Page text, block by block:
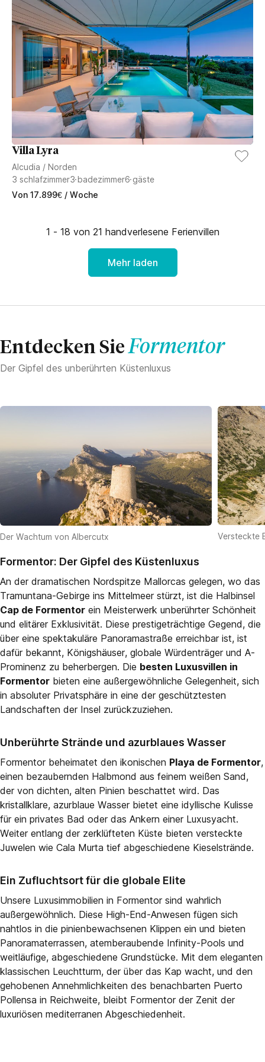
Villa Lyra
Alcudia / Norden
3 schlafzimmer3badezimmer6gäste
Von 17.899€ / Woche
1 - 18 von 21 handverlesene Ferienvillen
Mehr laden
Entdecken SieFormentor
Der Gipfel des unberührten Küstenluxus
Der Wachtum von Albercutx Versteckte
Formentor: Der Gipfel des Küstenluxus
An der dramatischen Nordspitze Mallorcas gelegen, wo das
Tramuntana-Gebirge ins Mittelmeer stürzt, ist die Halbinsel
Cap de Formentor ein Meisterwerk unberührter Schönheit
und elitärer Exklusivität. Diese prestigeträchtige Gegend, die
über eine spektakuläre Panoramastraße erreichbar ist, ist
dafür bekannt, Königshäuser, globale Würdenträger und A-
Prominenz zu beherbergen. Die besten Luxusvillen in
Formentor bieten eine außergewöhnliche Gelegenheit, sich
in absoluter Privatsphäre in eine der geschütztesten
Landschaften der Insel zurückzuziehen.
Unberührte Strände und azurblaues Wasser
Formentor beheimatet den ikonischen Playa de Formentor,
einen bezaubernden Halbmond aus feinem weißen Sand,
der von dichten, alten Pinien beschattet wird. Das
kristallklare, azurblaue Wasser bietet eine idyllische Kulisse
für ein privates Bad oder das Ankern einer Luxusyacht.
Weiter entlang der zerklüfteten Küste bieten versteckte
Juwelen wie Cala Murta tief abgeschiedene Kieselstrände.
Ein Zufluchtsort für die globale Elite
Unsere Luxusimmobilien in Formentor sind wahrlich
außergewöhnlich. Diese High-End-Anwesen fügen sich
nahtlos in die pinienbewachsenen Klippen ein und bieten
Panoramaterrassen, atemberaubende Infinity-Pools und
weitläufige, abgeschiedene Grundstücke. Mit dem eleganten
klassischen Leuchtturm, der über das Kap wacht, und den
gehobenen Annehmlichkeiten des benachbarten Puerto
Pollensa in Reichweite, bleibt Formentor der Zenit der
luxuriösen mediterranen Abgeschiedenheit.